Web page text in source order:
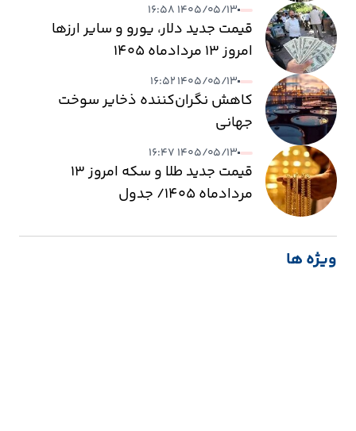
۱۴۰۵/۰۵/۱۳ ۱۶:۵۸
قیمت جدید دلار، یورو و سایر ارزها
امروز ۱۳ مردادماه ۱۴۰۵
۱۴۰۵/۰۵/۱۳ ۱۶:۵۲
کاهش نگران‌کننده ذخایر سوخت
جهانی
۱۴۰۵/۰۵/۱۳ ۱۶:۴۷
قیمت جدید طلا و سکه امروز ۱۳
مردادماه ۱۴۰۵/ جدول
ویژه ها